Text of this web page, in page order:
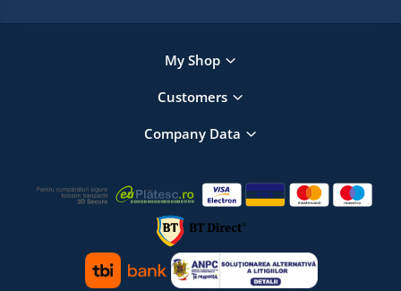
My Shop
Customers
Company Data